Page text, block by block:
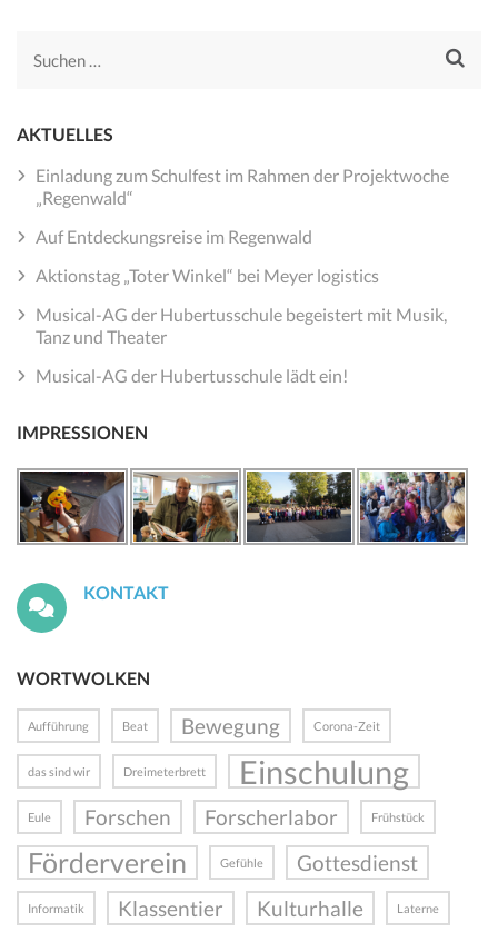
Suchen
AKTUELLES
Einladung zum Schulfest im Rahmen der Projektwoche
„Regenwald“
Auf Entdeckungsreise im Regenwald
Aktionstag „Toter Winkel“ bei Meyer logistics
Musical-AG der Hubertusschule begeistert mit Musik,
Tanz und Theater
Musical-AG der Hubertusschule lädt ein!
IMPRESSIONEN
KONTAKT
WORTWOLKEN
Aufführung Beat Bewegung Corona-Zeit
das sind wir Dreimeterbrett Einschulung
Eule Forschen Forscherlabor Frühstück
Förderverein Gefühle Gottesdienst
Informatik Klassentier Kulturhalle Laterne